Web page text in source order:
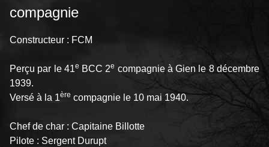
compagnie
Constructeur : FCM
Perçu par le 41e BCC 2e compagnie à Gien le 8 décembre
1939.
Versé à la 1ère compagnie le 10 mai 1940.
Chef de char : Capitaine Billotte
Pilote : Sergent Durupt